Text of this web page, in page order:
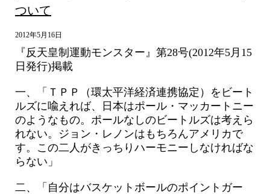
ついて
2012年5月16日
『反天皇制運動モンスター』第28号(2012年5月15
日発行)掲載
一、「ＴＰＰ（環太平洋経済連携協定）をビート
ルズに喩えれば、日本はポール・マッカートニー
のようなもの。ポールなしのビートルズは考えら
れない。ジョン・レノンはもちろんアメリカで
す。この二人がきっちりハーモニーしなければな
らない」
二、「自分はバスケットボールのポイントガー